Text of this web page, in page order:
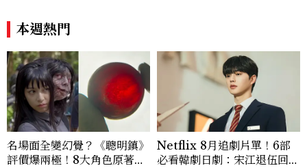
讓敵人成為朋友。」
本週熱門
名場面全變幻覺？《聰明鎮》
評價爆兩極！8大角色原著差
Netflix 8月追劇片單！6部
必看韓劇日劇：宋江退伍回歸